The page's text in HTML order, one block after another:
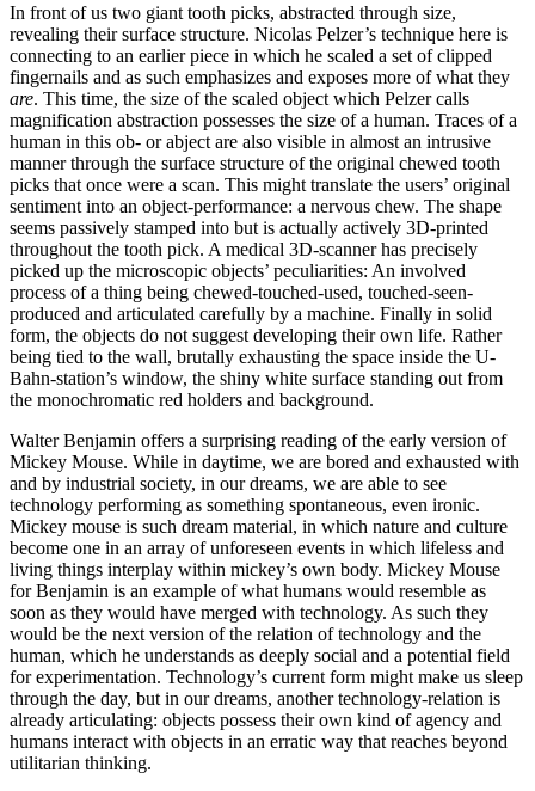
In front of us two giant tooth picks, abstracted through size,
revealing their surface structure. Nicolas Pelzer’s technique here is
connecting to an earlier piece in which he scaled a set of clipped
fingernails and as such emphasizes and exposes more of what they
are. This time, the size of the scaled object which Pelzer calls
magnification abstraction possesses the size of a human. Traces of a
human in this ob- or abject are also visible in almost an intrusive
manner through the surface structure of the original chewed tooth
picks that once were a scan. This might translate the users’ original
sentiment into an object-performance: a nervous chew. The shape
seems passively stamped into but is actually actively 3D-printed
throughout the tooth pick. A medical 3D-scanner has precisely
picked up the microscopic objects’ peculiarities: An involved
process of a thing being chewed-touched-used, touched-seen-
produced and articulated carefully by a machine. Finally in solid
form, the objects do not suggest developing their own life. Rather
being tied to the wall, brutally exhausting the space inside the U-
Bahn-station’s window, the shiny white surface standing out from
the monochromatic red holders and background.
Walter Benjamin offers a surprising reading of the early version of
Mickey Mouse. While in daytime, we are bored and exhausted with
and by industrial society, in our dreams, we are able to see
technology performing as something spontaneous, even ironic.
Mickey mouse is such dream material, in which nature and culture
become one in an array of unforeseen events in which lifeless and
living things interplay within mickey’s own body. Mickey Mouse
for Benjamin is an example of what humans would resemble as
soon as they would have merged with technology. As such they
would be the next version of the relation of technology and the
human, which he understands as deeply social and a potential field
for experimentation. Technology’s current form might make us sleep
through the day, but in our dreams, another technology-relation is
already articulating: objects possess their own kind of agency and
humans interact with objects in an erratic way that reaches beyond
utilitarian thinking.